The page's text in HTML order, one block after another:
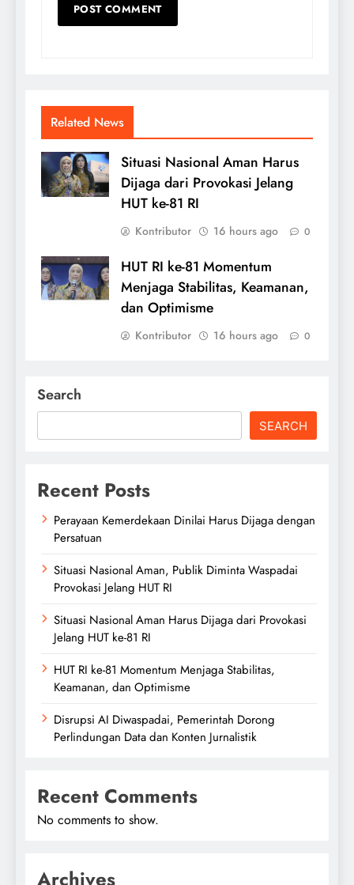
Related News
Situasi Nasional Aman Harus
Dijaga dari Provokasi Jelang
HUT ke-81 RI
Kontributor 16 hours ago 0
HUT RI ke-81 Momentum
Menjaga Stabilitas, Keamanan,
dan Optimisme
Kontributor 16 hours ago 0
Search
SEARCH
Recent Posts
Perayaan Kemerdekaan Dinilai Harus Dijaga dengan
Persatuan
Situasi Nasional Aman, Publik Diminta Waspadai
Provokasi Jelang HUT RI
Situasi Nasional Aman Harus Dijaga dari Provokasi
Jelang HUT ke-81 RI
HUT RI ke-81 Momentum Menjaga Stabilitas,
Keamanan, dan Optimisme
Disrupsi AI Diwaspadai, Pemerintah Dorong
Perlindungan Data dan Konten Jurnalistik
Recent Comments
No comments to show.
Archives